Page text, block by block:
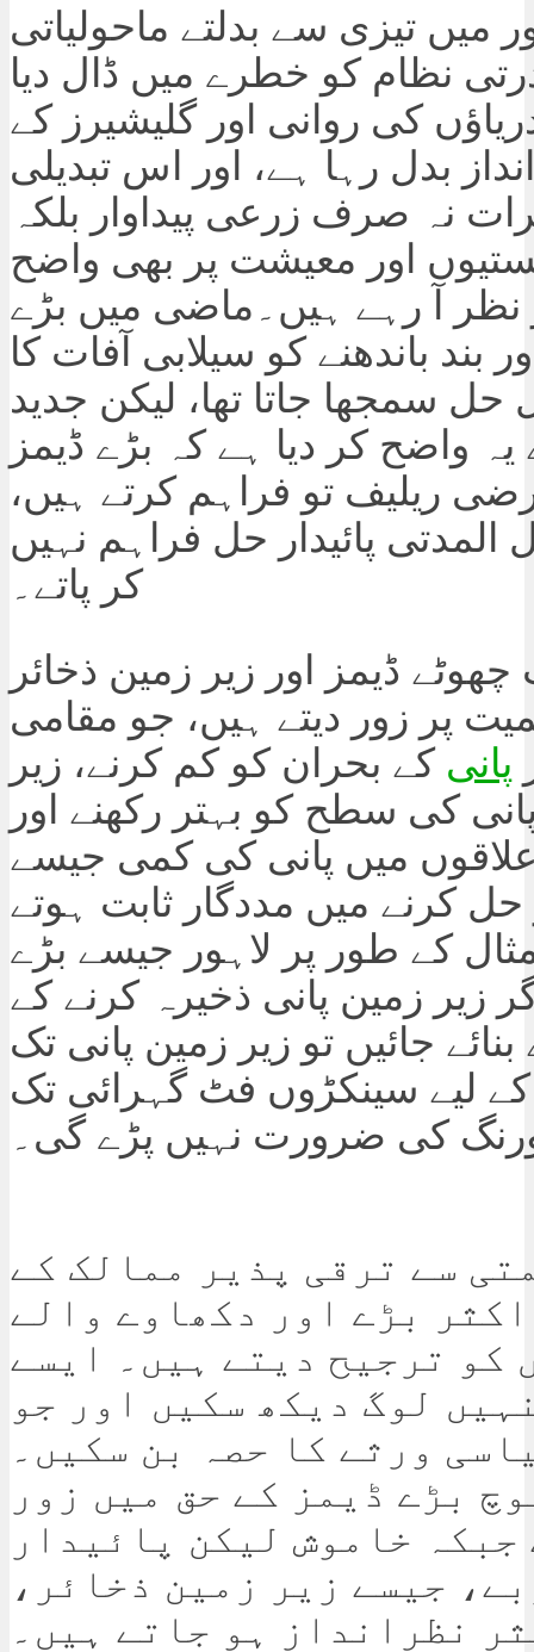
میں تیزی سے بدلتے ماحولیاتی
نظام کو خطرے میں ڈال دیا
کی روانی اور گلیشیرز کے
بدل رہا ہے، اور اس تبدیلی
نہ صرف زرعی پیداوار بلکہ
اور معیشت پر بھی واضح
نظر آ رہے ہیں۔ماضی میں بڑے
بند باندھنے کو سیلابی آفات کا
سمجھا جاتا تھا، لیکن جدید
یہ واضح کر دیا ہے کہ بڑے ڈیمز
ریلیف تو فراہم کرتے ہیں،
پائیدار حل فراہم نہیں
کر پاتے۔
ڈیمز اور زیر زمین ذخائر
پر زور دیتے ہیں، جو مقامی
پانی کے بحران کو کم کرنے، زیر
کی سطح کو بہتر رکھنے اور
میں پانی کی کمی جیسے
کرنے میں مددگار ثابت ہوتے
کے طور پر لاہور جیسے بڑے
زیر زمین پانی ذخیرہ کرنے کے
جائیں تو زیر زمین پانی تک
لیے سینکڑوں فٹ گہرائی تک
کی ضرورت نہیں پڑے گی۔
سے ترقی پذیر ممالک کے
بڑے اور دکھاوے والے
کو ترجیح دیتے ہیں۔ ایسے
لوگ دیکھ سکیں اور جو
ورثے کا حصہ بن سکیں۔
بڑے ڈیمز کے حق میں زور
جبکہ خاموش لیکن پائیدار
جیسے زیر زمین ذخائر،
نظرانداز ہو جاتے ہیں۔